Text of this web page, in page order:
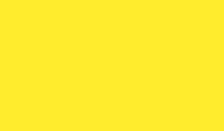
Cliniques de Fertilité à
informations nécessaires
fertilité pour vous en
pour vous aider à mieux